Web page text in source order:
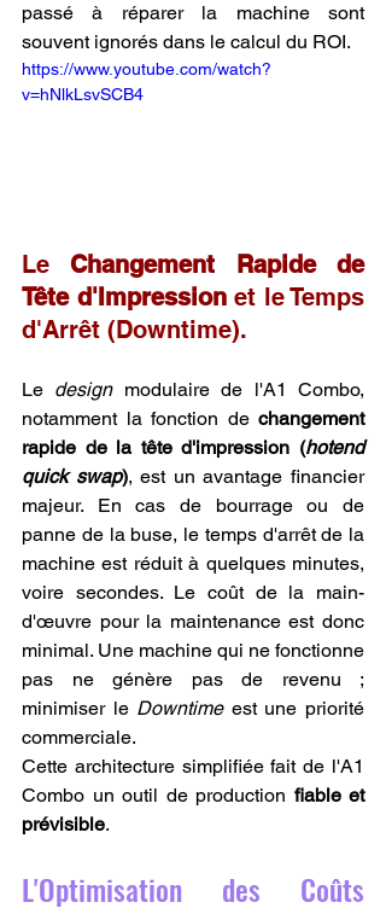
passé à réparer la machine sont
souvent ignorés dans le calcul du ROI.
https://www.youtube.com/watch?
v=hNlkLsvSCB4
Le Changement Rapide de
Tête d'Impression et le Temps
d'Arrêt (Downtime).
Le design modulaire de l'A1 Combo,
notamment la fonction de changement
rapide de la tête d'impression (hotend
quick swap), est un avantage financier
majeur. En cas de bourrage ou de
panne de la buse, le temps d'arrêt de la
machine est réduit à quelques minutes,
voire secondes. Le coût de la main-
d'œuvre pour la maintenance est donc
minimal. Une machine qui ne fonctionne
pas ne génère pas de revenu ;
minimiser le Downtime est une priorité
commerciale.
Cette architecture simplifiée fait de l'A1
Combo un outil de production fiable et
prévisible.